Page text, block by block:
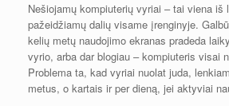
Nešiojamų kompiuterių vyriai – tai viena iš
pažeidžiamų dalių visame įrenginyje.
kelių metų naudojimo ekranas pradeda
vyrio, arba dar blogiau – kompiuteris visai
Problema ta, kad vyriai nuolat juda,
metus, o kartais ir per dieną, jei aktyviai